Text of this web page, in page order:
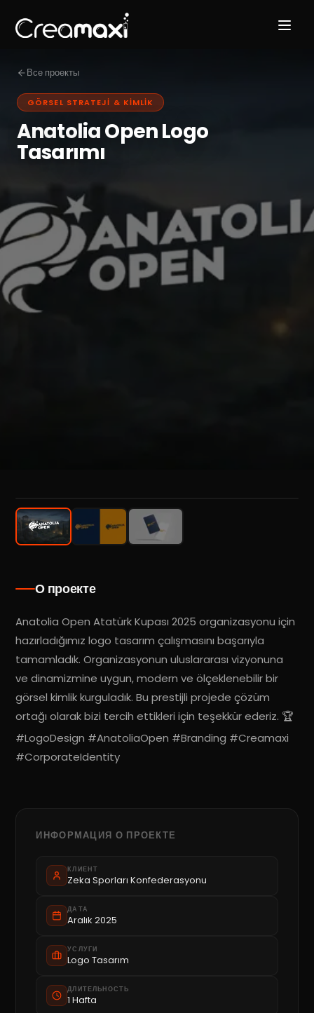
Все проекты
GÖRSEL STRATEJI & KIMLIK
Anatolia Open Logo
Tasarımı
О проекте
Anatolia Open Atatürk Kupası 2025 organizasyonu için
hazırladığımız logo tasarım çalışmasını başarıyla
tamamladık. Organizasyonun uluslararası vizyonuna
ve dinamizmine uygun, modern ve ölçeklenebilir bir
görsel kimlik kurguladık. Bu prestijli projede çözüm
ortağı olarak bizi tercih ettikleri için teşekkür ederiz. 🏆
#LogoDesign #AnatoliaOpen #Branding #Creamaxi
#CorporateIdentity
ИНФОРМАЦИЯ О ПРОЕКТЕ
КЛИЕНТ
Zeka Sporları Konfederasyonu
ДАТА
Aralık 2025
УСЛУГИ
Logo Tasarım
ДЛИТЕЛЬНОСТЬ
1 Hafta